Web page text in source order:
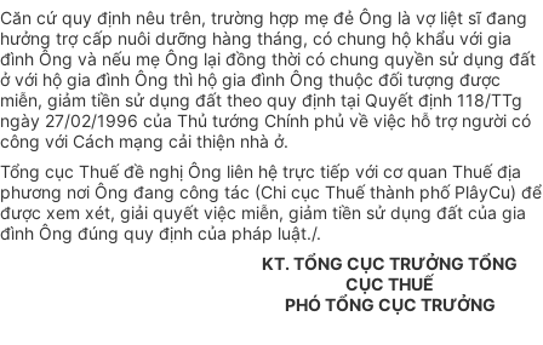
Căn cứ quy định nêu trên, trường hợp mẹ đẻ Ông là vợ liệt sĩ đang
hưởng trợ cấp nuôi dưỡng hàng tháng, có chung hộ khẩu với gia
đình Ông và nếu mẹ Ông lại đồng thời có chung quyền sử dụng đất
ở với hộ gia đình Ông thì hộ gia đình Ông thuộc đối tượng được
miễn, giảm tiền sử dụng đất theo quy định tại Quyết định 118/TTg
ngày 27/02/1996 của Thủ tướng Chính phủ về việc hỗ trợ người có
công với Cách mạng cải thiện nhà ở.
Tổng cục Thuế đề nghị Ông liên hệ trực tiếp với cơ quan Thuế địa
phương nơi Ông đang công tác (Chi cục Thuế thành phố PlâyCu) để
được xem xét, giải quyết việc miễn, giảm tiền sử dụng đất của gia
đình Ông đúng quy định của pháp luật./.
KT. TỔNG CỤC TRƯỞNG TỔNG
CỤC THUẾ
PHÓ TỔNG CỤC TRƯỞNG